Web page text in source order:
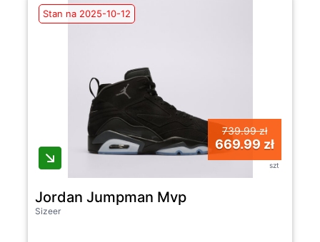
Stan na 2025-10-12
739.99 zł
669.99 zł
szt
Jordan Jumpman Mvp
Sizeer